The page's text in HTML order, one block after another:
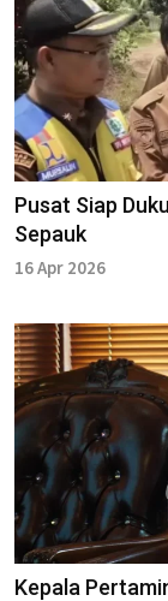
Pusat Siap
Sepauk
16 Apr 2026
Kepala